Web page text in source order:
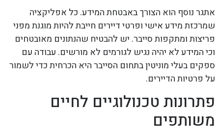
אתגר נוסף הוא הצורך באבטחת המידע. כל אפליקציה
שמרכזת מידע אישי ופרטי דיירים חייבת להיות מוגנת מפני
פריצות ומתקפות סייבר. יש להבטיח שהנתונים מאובטחים
וכי המידע לא יהיה נגיש לגורמים לא מורשים. עבודה עם
ספקים בעלי מוניטין בתחום הסייבר היא הכרחית כדי לשמור
על פרטיות הדיירים.
פתרונות טכנולוגיים לחיים
משותפים